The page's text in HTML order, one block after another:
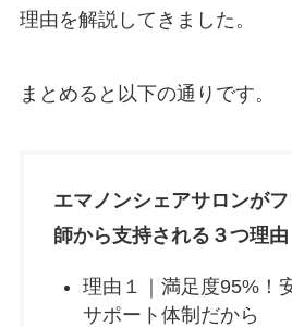
理由を解説してきました。
まとめると以下の通りです。
エマノンシェアサロンが
師から支持される３つ理由
理由１｜満足度95%！
サポート体制だから